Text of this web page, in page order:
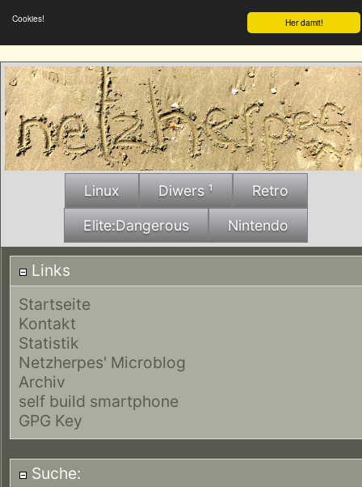
Her damit!
Cookies!
Linux Diwers ¹ Retro
Elite:Dangerous Nintendo
Links
Startseite
Kontakt
Statistik
Netzherpes' Microblog
Archiv
self build smartphone
GPG Key
Suche: